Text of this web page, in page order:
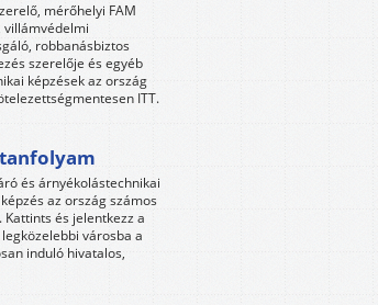
mérőhelyi FAM
villámvédelmi
robbanásbiztos
szerelője és egyéb
képzések az ország
ITT.
és árnyékolástechnikai
az ország számos
Kattints és jelentkezz a
városba a
induló hivatalos,